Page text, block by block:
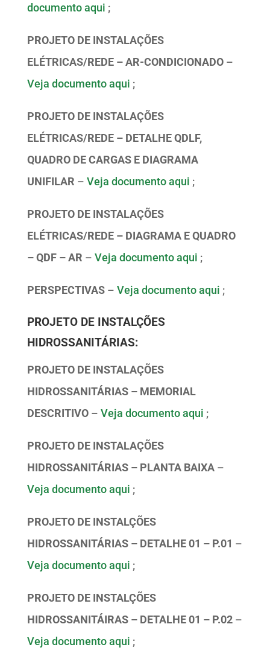
documento aqui ;
PROJETO DE INSTALAÇÕES
ELÉTRICAS/REDE – AR-CONDICIONADO–
Veja documento aqui ;
PROJETO DE INSTALAÇÕES
ELÉTRICAS/REDE – DETALHE QDLF,
QUADRO DE CARGAS E DIAGRAMA
UNIFILAR – Veja documento aqui ;
PROJETO DE INSTALAÇÕES
ELÉTRICAS/REDE – DIAGRAMA E QUADRO
– QDF – AR – Veja documento aqui ;
PERSPECTIVAS– Veja documento aqui ;
PROJETO DE INSTALÇÕES
HIDROSSANITÁRIAS:
PROJETO DE INSTALAÇÕES
HIDROSSANITÁRIAS – MEMORIAL
DESCRITIVO– Veja documento aqui ;
PROJETO DE INSTALAÇÕES
HIDROSSANITÁRIAS – PLANTA BAIXA–
Veja documento aqui ;
PROJETO DE INSTALÇÕES
HIDROSSANITÁRIAS – DETALHE 01 – P.01 –
Veja documento aqui ;
PROJETO DE INSTALÇÕES
HIDROSSANITÁIRAS – DETALHE 01 – P.02–
Veja documento aqui ;